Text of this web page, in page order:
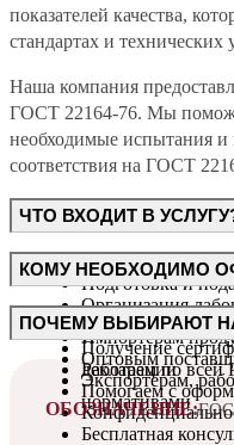
показателей качества,
стандартах и
Наша компания
ГОСТ 22164-76. Мы
необходимые испытания и
соответствия на ГОСТ
ЧТО ВХОДИТ В
Консультация по
Подготовка и
Организация
необходимости)
Получение
декларации
КОМУ НЕОБХОДИМО
Производителям
Импортёрам
Оптовым
Экспортёрам,
нормативами
ПОЧЕМУ ВЫБИРАЮТ
Работаем по всей
Помогаем с
Бесплатная
ОБОЗНАЧЕНИЕ: